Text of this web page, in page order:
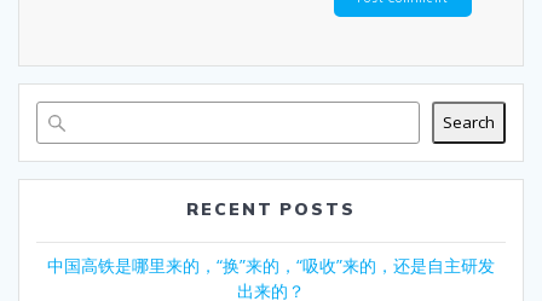
Search
RECENT POSTS
中国高铁是哪里来的，“换”来的，“吸收”来的，还是自主研发
出来的？